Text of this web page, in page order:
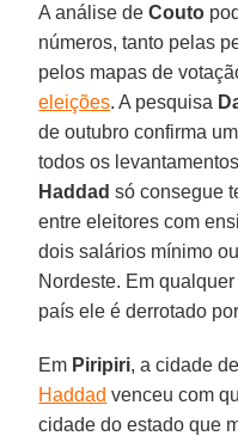
A análise deCouto
números, tanto pelas
pelos mapas de
eleições. A pesquisa
de outubro confirma
todos os
Haddad só consegue
entre eleitores com
dois salários mínimo
Nordeste. Em
país ele é derrotado
Em Piripiri, a cidade de
Haddad venceu com
cidade do estado que